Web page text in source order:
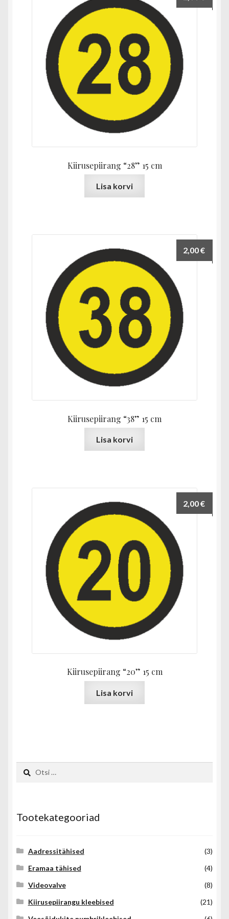
Kiirusepiirang “28” 15 cm
Lisa korvi
Kiirusepiirang “38” 15 cm
2,00€
Lisa korvi
Kiirusepiirang “20” 15 cm
2,00€
Lisa korvi
Otsi:
Tootekategooriad
Aadressitähised
(3)
Eramaa tähised
(4)
Videovalve
(8)
Kiirusepiirangu kleebised
(21)